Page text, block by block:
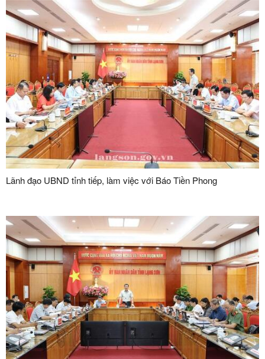
Lãnh đạo UBND tỉnh tiếp, làm việc với Báo Tiền Phong